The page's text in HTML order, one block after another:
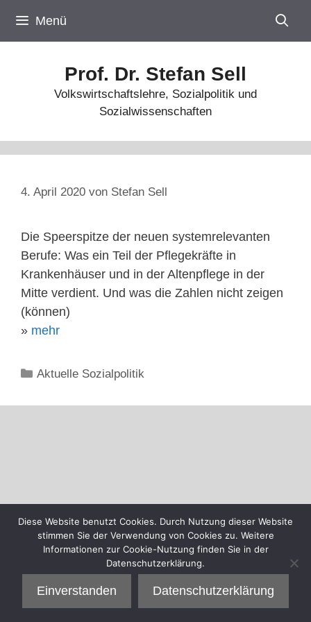
Inhalt
springen
Menü
Prof. Dr. Stefan Sell
Volkswirtschaftslehre, Sozialpolitik und
Sozialwissenschaften
4. April 2020 von Stefan Sell
Die Speerspitze der neuen systemrelevanten
Berufe: Was ein Teil der Pflegekräfte in
Krankenhäuser und in der Altenpflege in der
Mitte verdient. Und was die Zahlen nicht zeigen
(können)
» mehr
Kategorien
Aktuelle Sozialpolitik
Diese Website benutzt Cookies. Durch Nutzung dieser Website
stimmen Sie der Verwendung von Cookies zu. Weitere
Informationen zur Cookie-Nutzung finden Sie in der
Datenschutzerklärung.
Einverstanden Datenschutzerklärung